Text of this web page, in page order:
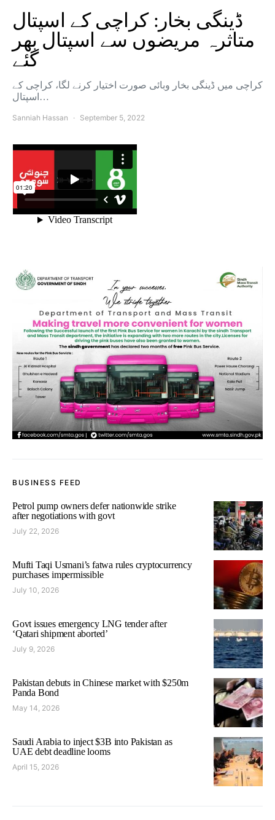
ڈینگی بخار: کراچی کے اسپتال
متاثرہ مریضوں سے اسپتال بھر
گئے
کراچی میں ڈینگی بخار وبائی صورت اختیار کرنے لگا، کراچی کے
اسپتال…
Sanniah Hassan September 5, 2022
BUSINESS FEED
Petrol pump owners defer nationwide strike
after negotiations with govt
July 22, 2026
Mufti Taqi Usmani’s fatwa rules cryptocurrency
purchases impermissible
July 10, 2026
Govt issues emergency LNG tender after
‘Qatari shipment aborted’
July 9, 2026
Pakistan debuts in Chinese market with $250m
Panda Bond
May 14, 2026
Saudi Arabia to inject $3B into Pakistan as
UAE debt deadline looms
April 15, 2026